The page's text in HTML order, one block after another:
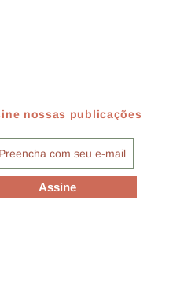
nossas publicações
Assine